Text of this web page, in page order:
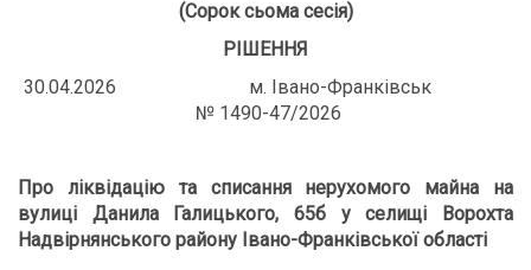
(Сорок сьома сесія)
РІШЕННЯ
30.04.2026 м. Івано-Франківськ
№ 1490-47/2026
Про ліквідацію та списання нерухомого майна на
вулиці Данила Галицького, 65б у селищі Ворохта
Надвірнянського району Івано-Франківської області